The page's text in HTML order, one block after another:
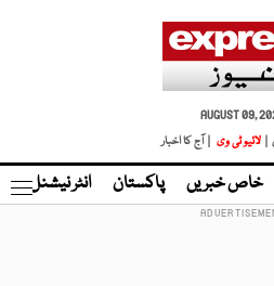
AUGUST 09,
|
لائیو ٹی وی | آج کا اخبار
خاص خبریں پاکستان انٹر نیشنل